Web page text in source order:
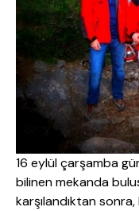
16 eylül çarşamba
bilinen mekanda
karşılandıktan